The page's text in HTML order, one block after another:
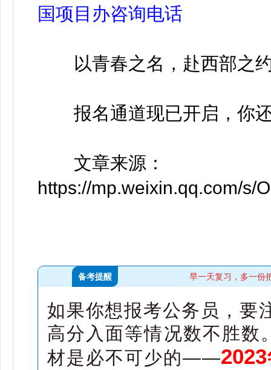
国项目办咨询电话
以青春之名，赴西部之
报名通道现已开启，你还
文章来源：
https://mp.weixin.qq.com/s/
备考提醒 早一天复习，多一份
如果你想报考公务员，要
高分入面等情况数不胜数
材是必不可少的——